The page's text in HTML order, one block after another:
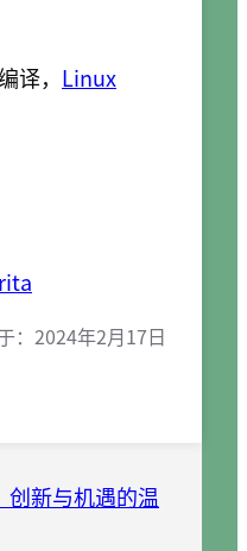
译， Linux
2024年2月17日
新与机遇的温